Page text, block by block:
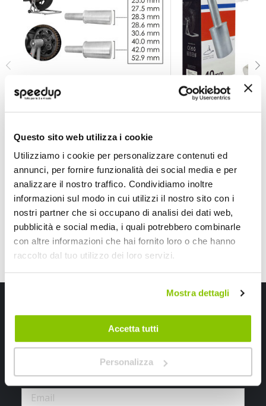
Questo sito web utilizza i cookie
Utilizziamo i cookie per personalizzare contenuti ed
annunci, per fornire funzionalità dei social media e per
analizzare il nostro traffico. Condividiamo inoltre
informazioni sul modo in cui utilizzi il nostro sito con i
nostri partner che si occupano di analisi dei dati web,
pubblicità e social media, i quali potrebbero combinarle
con altre informazioni che hai fornito loro o che hanno
raccolto dal tuo utilizzo dei loro servizi.
Mostra dettagli
Accetta tutti
Personalizza
Perno
A partire da
24,75 €
Perno - BALZAC
39,60 €
CONSEGNA IN 48H
Iscriviti alla newsletter Speedup
Ricevi subito uno sconto del 10% per il tuo primo acquisto online!